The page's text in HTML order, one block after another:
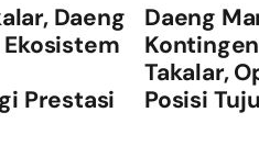
Daeng
Prestasi
Daeng
Takalar,
Posisi